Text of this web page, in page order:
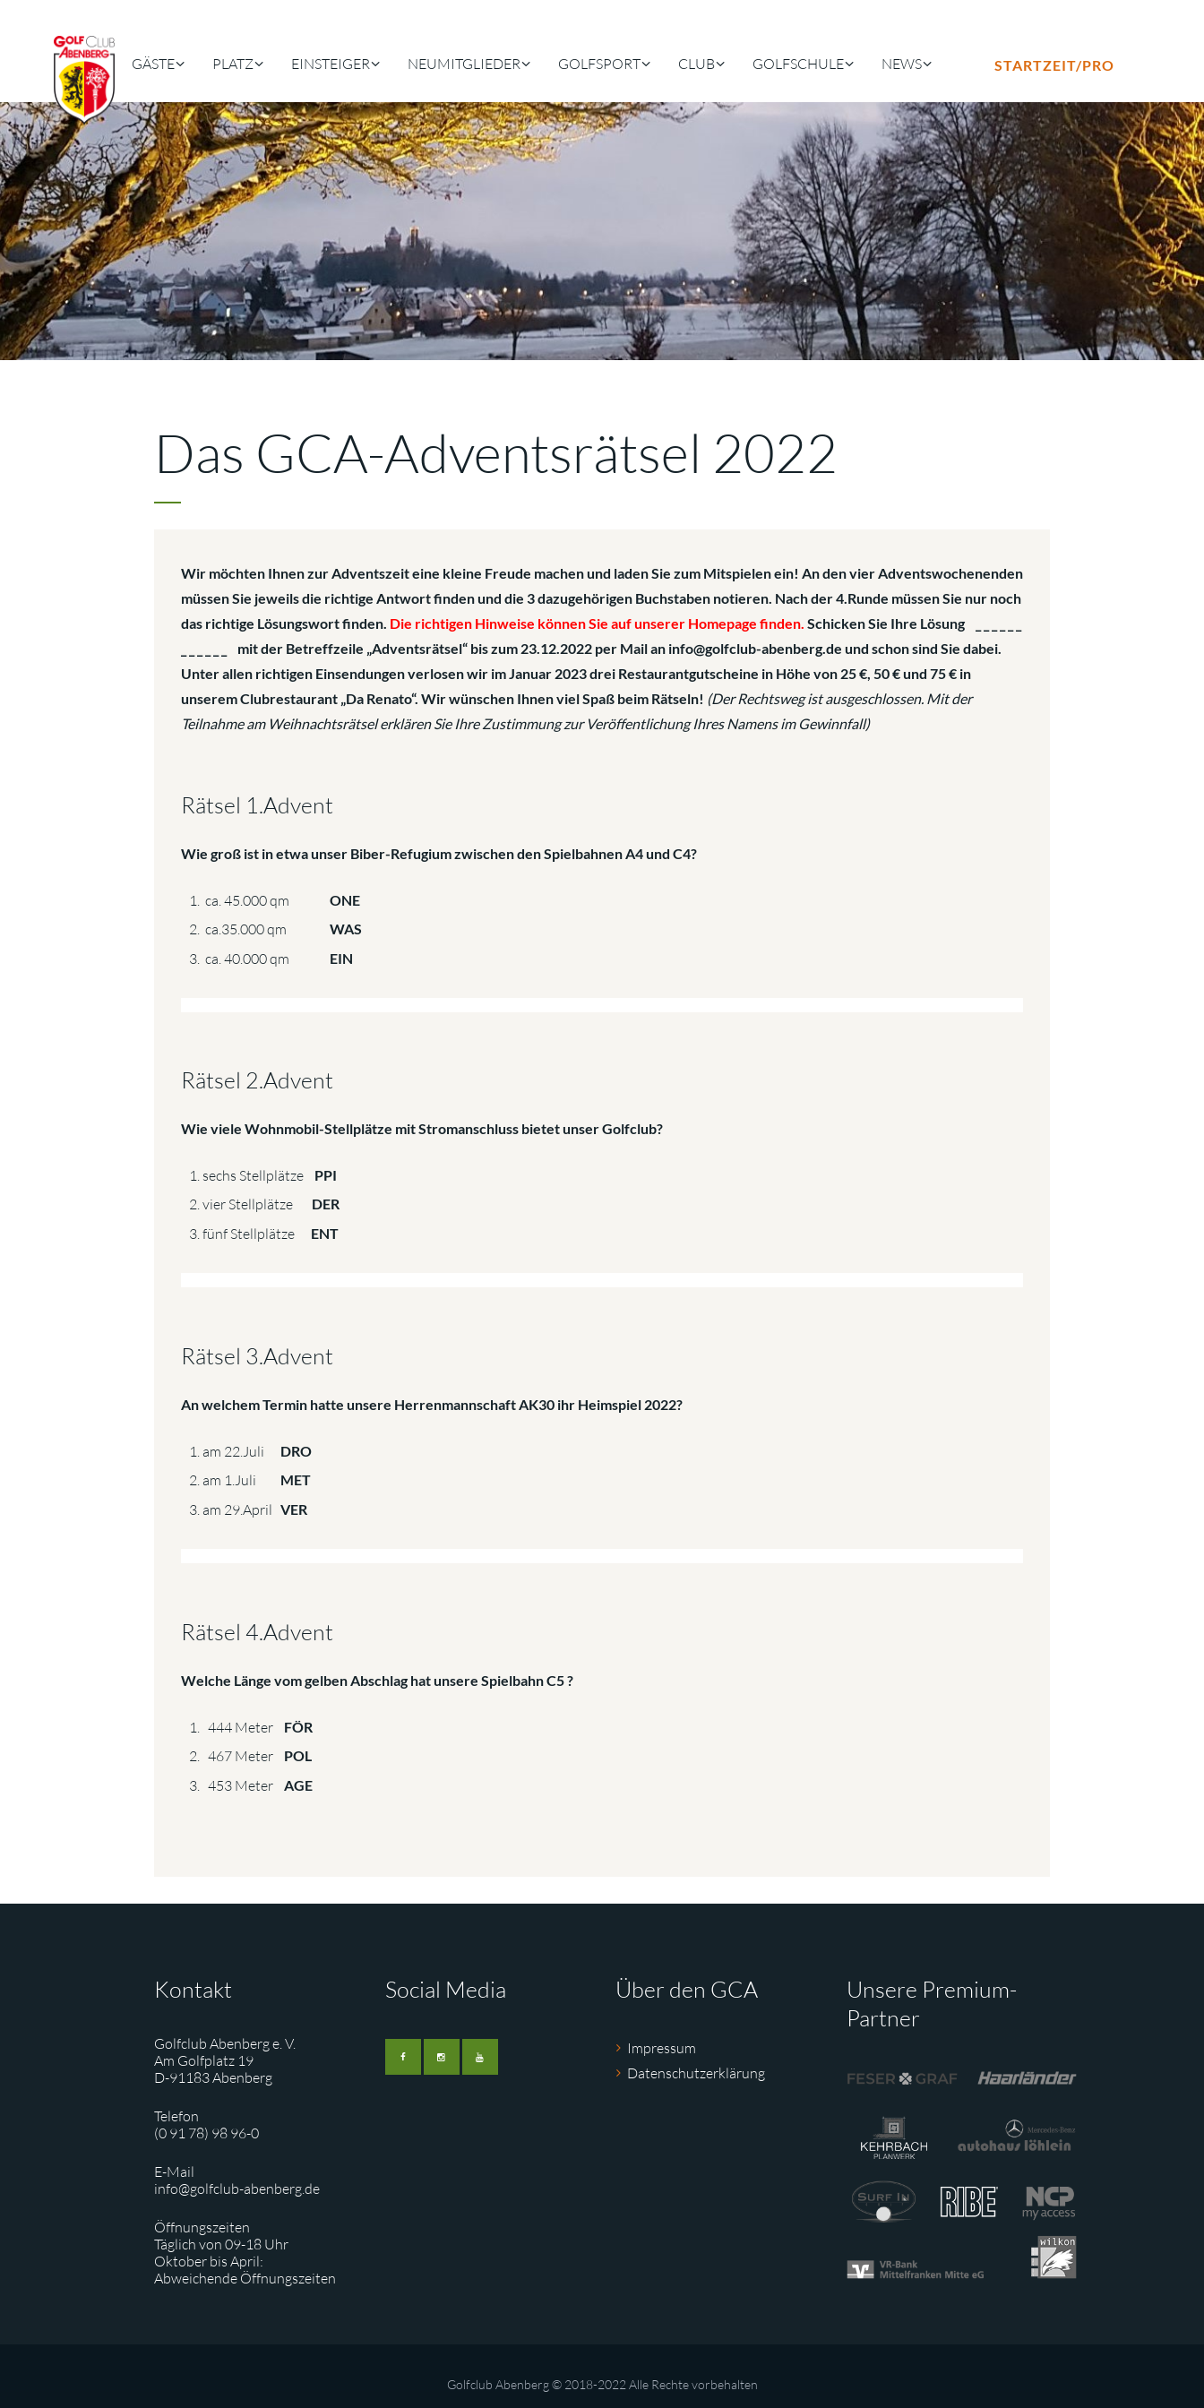
GÄSTE PLATZ EINSTEIGER NEUMITGLIEDER GOLFSPORT CLUB GOLFSCHULE NEWS STARTZEIT/PRO
Das GCA-Adventsrätsel 2022
Wir möchten Ihnen zur Adventszeit eine kleine Freude machen und laden Sie zum Mitspielen ein! An den vier Adventswochenenden
müssen Sie jeweils die richtige Antwort finden und die 3 dazugehörigen Buchstaben notieren. Nach der 4.Runde müssen Sie nur noch
das richtige Lösungswort finden. Die richtigen Hinweise können Sie auf unserer Homepage finden. Schicken Sie Ihre Lösung _ _ _ _ _ _
_ _ _ _ _ _ mit der Betreffzeile „Adventsrätsel“ bis zum 23.12.2022 per Mail an info@golfclub-abenberg.de und schon sind Sie dabei.
Unter allen richtigen Einsendungen verlosen wir im Januar 2023 drei Restaurantgutscheine in Höhe von 25 €, 50 € und 75 € in
unserem Clubrestaurant „Da Renato“. Wir wünschen Ihnen viel Spaß beim Rätseln! (Der Rechtsweg ist ausgeschlossen. Mit der
Teilnahme am Weihnachtsrätsel erklären Sie Ihre Zustimmung zur Veröffentlichung Ihres Namens im Gewinnfall)
Rätsel 1.Advent
Wie groß ist in etwa unser Biber-Refugium zwischen den Spielbahnen A4 und C4?
ca. 45.000 qm ONE
ca.35.000 qm WAS
ca. 40.000 qm EIN
Rätsel 2.Advent
Wie viele Wohnmobil-Stellplätze mit Stromanschluss bietet unser Golfclub?
sechs Stellplätze PPI
vier Stellplätze DER
fünf Stellplätze ENT
Rätsel 3.Advent
An welchem Termin hatte unsere Herrenmannschaft AK30 ihr Heimspiel 2022?
am 22.Juli DRO
am 1.Juli MET
am 29.April VER
Rätsel 4.Advent
Welche Länge vom gelben Abschlag hat unsere Spielbahn C5 ?
444 Meter FÖR
467 Meter POL
453 Meter AGE
Kontakt
Golfclub Abenberg e. V.
Am Golfplatz 19
D-91183 Abenberg
Telefon
(0 91 78) 98 96-0
E-Mail
info@golfclub-abenberg.de
Öffnungszeiten
Täglich von 09-18 Uhr
Oktober bis April:
Abweichende Öffnungszeiten
Social Media Über den GCA
Impressum
Datenschutzerklärung
Unsere Premium-
Partner
Golfclub Abenberg © 2018-2022 Alle Rechte vorbehalten